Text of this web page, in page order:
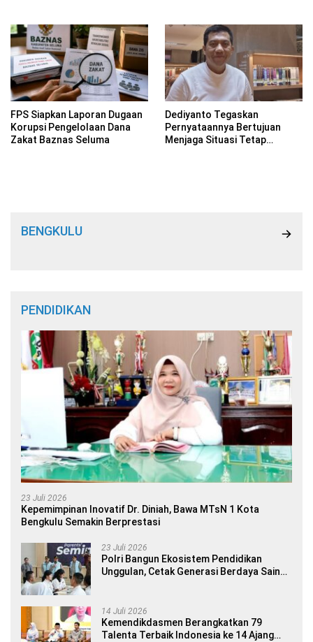
FPS Siapkan Laporan Dugaan
Korupsi Pengelolaan Dana
Zakat Baznas Seluma
Dediyanto Tegaskan
Pernyataannya Bertujuan
Menjaga Situasi Tetap
BENGKULU
PENDIDIKAN
23 Juli 2026
Kepemimpinan Inovatif Dr. Diniah, Bawa MTsN 1 Kota
Bengkulu Semakin Berprestasi
23 Juli 2026
Polri Bangun Ekosistem Pendidikan
Unggulan, Cetak Generasi Berdaya Saing
14 Juli 2026
Kemendikdasmen Berangkatkan 79
Talenta Terbaik Indonesia ke 14 Ajang